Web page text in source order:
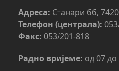
Адреса: Станари бб,
Телефон (централа):
Факс: 053/201-818
Радно вријеме: од 07 до